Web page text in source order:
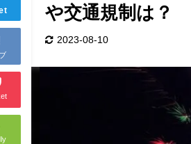
や交通規制は？
2023-08-10